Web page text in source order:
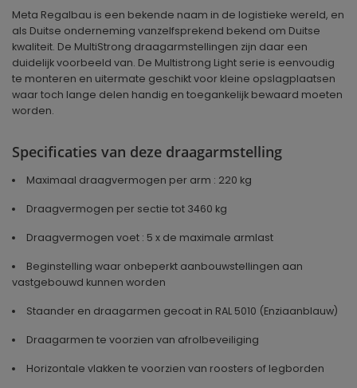
Meta Regalbau is een bekende naam in de logistieke wereld, en
als Duitse onderneming vanzelfsprekend bekend om Duitse
kwaliteit. De MultiStrong draagarmstellingen zijn daar een
duidelijk voorbeeld van. De Multistrong Light serie is eenvoudig
te monteren en uitermate geschikt voor kleine opslagplaatsen
waar toch lange delen handig en toegankelijk bewaard moeten
worden.
Specificaties van deze draagarmstelling
Maximaal draagvermogen per arm : 220 kg
Draagvermogen per sectie tot 3460 kg
Draagvermogen voet : 5 x de maximale armlast
Beginstelling waar onbeperkt aanbouwstellingen aan
vastgebouwd kunnen worden
Staander en draagarmen gecoat in RAL 5010 (Enziaanblauw)
Draagarmen te voorzien van afrolbeveiliging
Horizontale vlakken te voorzien van roosters of legborden